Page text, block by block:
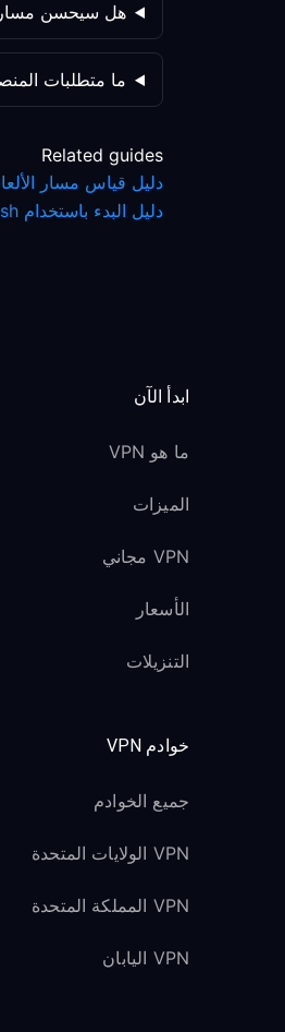
هل سيحسن مسار VPN لأستراليا أداء الألعاب دائمًا؟
ما متطلبات
Related guides
دليل قياس مسار
دليل البدء باستخدام Clash
ابدأ الآن
ما هو VPN
الميزات
VPN مجاني
الأسعار
التنزيلات
خوادم VPN
جميع الخوادم
VPN الولايات المتحدة
VPN المملكة المتحدة
VPN اليابان